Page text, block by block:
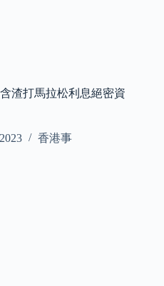
渣打馬拉松利息絕密資
香港事